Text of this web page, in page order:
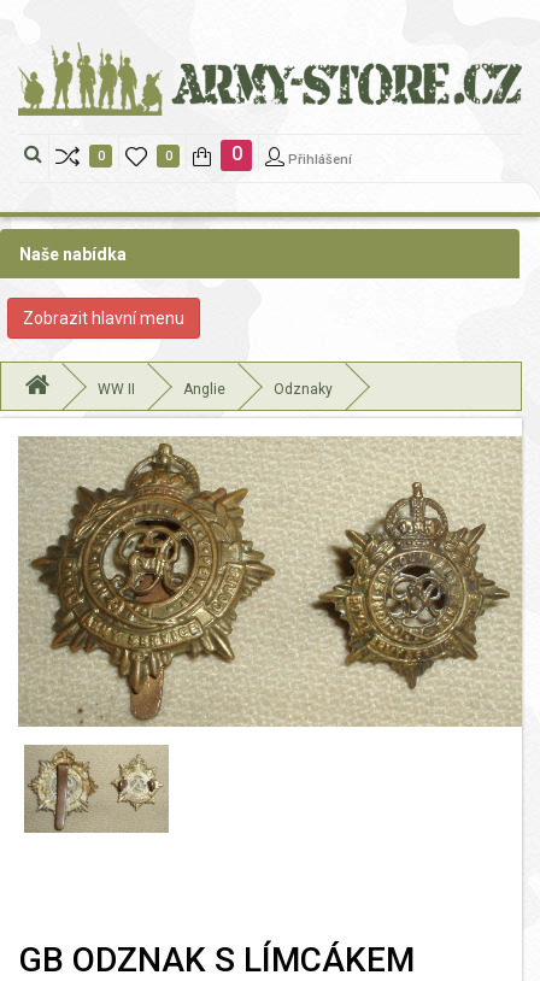
0 0 0 Přihlášení
Naše nabídka
Zobrazit
Zobrazit hlavní menu
WW II Anglie Odznaky
GB ODZNAK S LÍMCÁKEM